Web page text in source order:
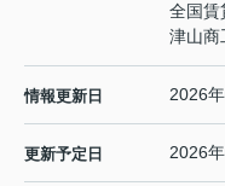
全国
津山
情報更新日 2026
更新予定日 2026